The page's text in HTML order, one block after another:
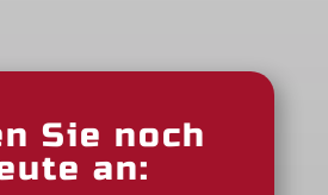
Sie noch
an: